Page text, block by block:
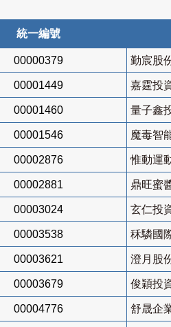
統一編號
00000379 勤宸股
00001449 嘉霆投
00001460 量子鑫
00001546 魔毒智
00002876 惟動運
00002881 鼎旺蜜
00003024 玄仁投
00003538 秝驎國
00003621 澄月股
00003679 俊穎投
00004776 舒晟企